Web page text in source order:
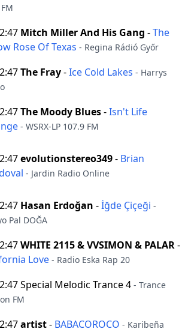
Mitch Miller And His Gang -The
Rose Of Texas - Regina Rádió Győr
The Fray-Ice Cold Lakes - Harrys
The Moody Blues-Isn't Life
- WSRX-LP 107.9 FM
evolutionstereo349- Brian
- Jardin Radio Online
Hasan Erdoğan -İğde Çiçeği -
Pal DOĞA
WHITE 2115 & VVSIMON & PALAR-
Love - Radio Eska Rap 20
Special Melodic Trance 4 - Trance
FM
artist- BABACOROCO - Karibeña